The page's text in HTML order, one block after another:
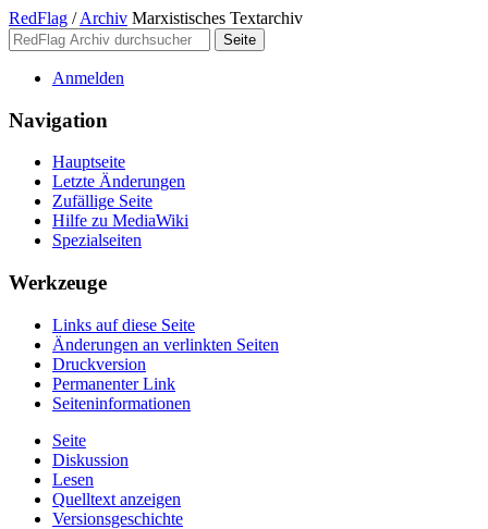
RedFlag / Archiv Marxistisches Textarchiv
Anmelden
Navigation
Hauptseite
Letzte Änderungen
Zufällige Seite
Hilfe zu MediaWiki
Spezialseiten
Werkzeuge
Links auf diese Seite
Änderungen an verlinkten Seiten
Druckversion
Permanenter Link
Seiten­­informationen
Seite
Diskussion
Lesen
Quelltext anzeigen
Versionsgeschichte